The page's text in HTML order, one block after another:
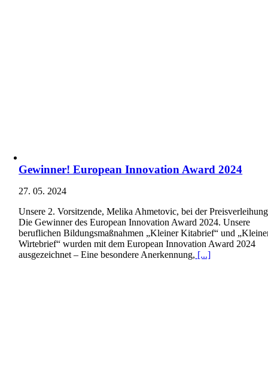
Gewinner! European Innovation Award 2024
27. 05. 2024
Unsere 2. Vorsitzende, Melika Ahmetovic, bei der
Die Gewinner des European Innovation Award 2024. Unsere
beruflichen Bildungsmaßnahmen „Kleiner Kitabrief“ und
Wirtebrief“ wurden mit dem European Innovation Award 2024
ausgezeichnet – Eine besondere Anerkennung, [...]